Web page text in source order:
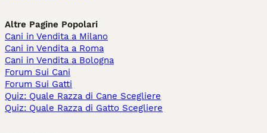
Altre Pagine Popolari
Cani in Vendita a Milano
Cani in Vendita a Roma
Cani in Vendita a Bologna
Forum Sui Cani
Forum Sui Gatti
Quiz: Quale Razza di Cane Scegliere
Quiz: Quale Razza di Gatto Scegliere